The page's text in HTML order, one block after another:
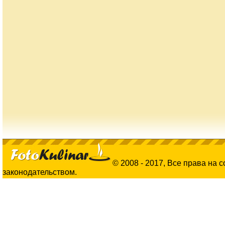
© 2008 - 2017, Все права на
законодательством.